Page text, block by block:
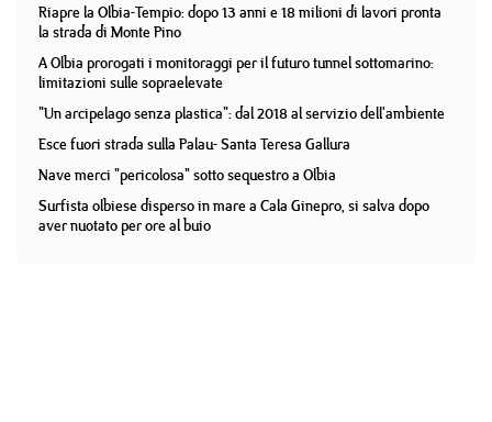
Riapre la Olbia-Tempio: dopo 13 anni e 18 milioni di lavori pronta
la strada di Monte Pino
A Olbia prorogati i monitoraggi per il futuro tunnel sottomarino:
limitazioni sulle sopraelevate
"Un arcipelago senza plastica": dal 2018 al servizio dell'ambiente
Esce fuori strada sulla Palau- Santa Teresa Gallura
Nave merci "pericolosa" sotto sequestro a Olbia
Surfista olbiese disperso in mare a Cala Ginepro, si salva dopo
aver nuotato per ore al buio